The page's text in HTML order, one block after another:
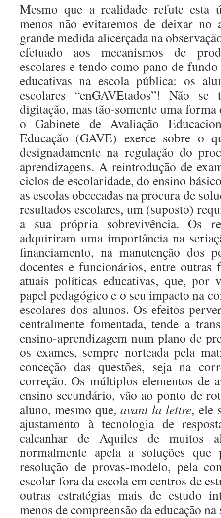
Mesmo que a realidade refute esta
menos não evitaremos de deixar no
grande medida alicerçada na
efetuado aos mecanismos de
escolares e tendo como pano de
educativas na escola pública: os
escolares “enGAVEtados”! Não
digitação, mas tão-somente uma forma
o Gabinete de Avaliação
Educação (GAVE) exerce sobre o
designadamente na regulação do
aprendizagens. A reintrodução de
ciclos de escolaridade, do ensino
as escolas obcecadas na procura de
resultados escolares, um (suposto)
a sua própria sobrevivência. Os
adquiriram uma importância na
financiamento, na manutenção dos
docentes e funcionários, entre outras
atuais políticas educativas, que, por
papel pedagógico e o seu impacto na
escolares dos alunos. Os efeitos
centralmente fomentada, tende a
ensino-aprendizagem num plano de
os exames, sempre norteada pela
conceção das questões, seja na
correção. Os múltiplos elementos de
ensino secundário, vão ao ponto de
aluno, mesmo que,avant la lettre, ele
ajustamento à tecnologia de
calcanhar de Aquiles de muitos
normalmente apela a soluções
resolução de provas-modelo, pela
escolar fora da escola em centros de
outras estratégias mais de estudo
menos de compreensão da educação